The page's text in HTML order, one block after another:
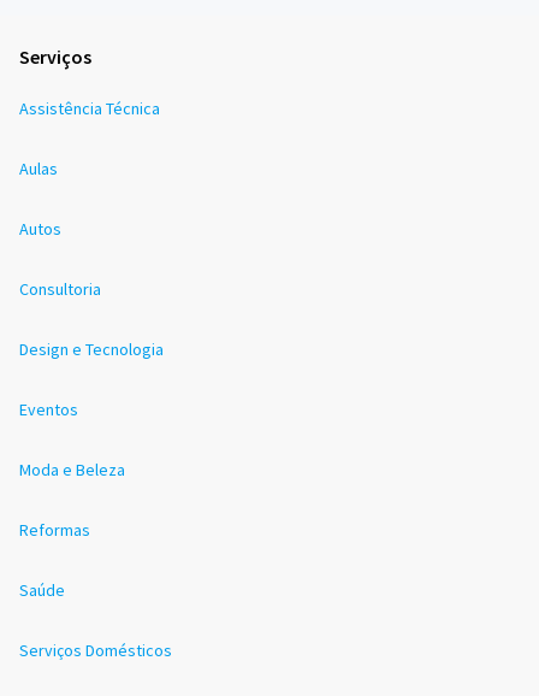
Serviços
Assistência Técnica
Aulas
Autos
Consultoria
Design e Tecnologia
Eventos
Moda e Beleza
Reformas
Saúde
Serviços Domésticos